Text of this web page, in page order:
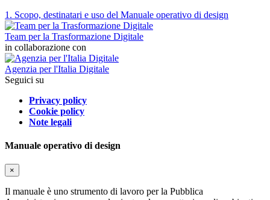
1. Scopo, destinatari e uso del Manuale operativo di design
Team per la Trasformazione Digitale
in collaborazione con
Agenzia per l'Italia Digitale
Seguici su
Privacy policy
Cookie policy
Note legali
Manuale operativo di design
×
Il manuale è uno strumento di lavoro per la Pubblica